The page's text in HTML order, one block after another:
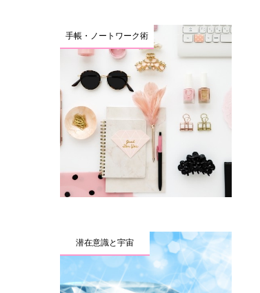
手帳・ノートワーク術
潜在意識と宇宙